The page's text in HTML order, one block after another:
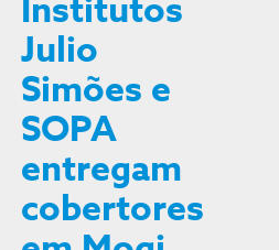
Institutos
Julio
Simões e
SOPA
entregam
cobertores